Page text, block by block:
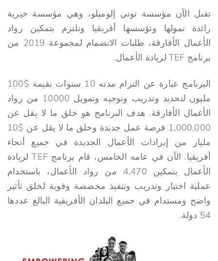
تقبل الآن مؤسسة توني إلوميلو، وهي مؤسسة خيرية
رائدة تمولها وتؤسسها أفريقيا وتلتزم بتمكين رواد
الأعمال الأفارقة، طلبات الانضمام لمجموعة 2019 من
برنامج TEF لريادة الأعمال.
البرنامج عبارة عن التزام مدته 10 سنوات بقيمة $100
مليون لتحديد وتدريب وتوجيه وتمويل 10000 من رواد
الأعمال الأفارقة. هدف البرنامج هو خلق ما لا يقل عن
1,000,000 فرصة عمل جديدة وخلق ما لا يقل عن $10
مليار من إيرادات الأعمال الجديدة في جميع أنحاء
أفريقيا. الآن في عامه الخامس، قام برنامج TEF لريادة
الأعمال بتمكين 4,470 من رواد الأعمال، باستخدام
عملية اختيار وتدريب وتنفيذ مخصصة وقوية لخلق تأثير
واضح ومستدام في جميع البلدان الأفريقية البالغ عددها
54 دولة.